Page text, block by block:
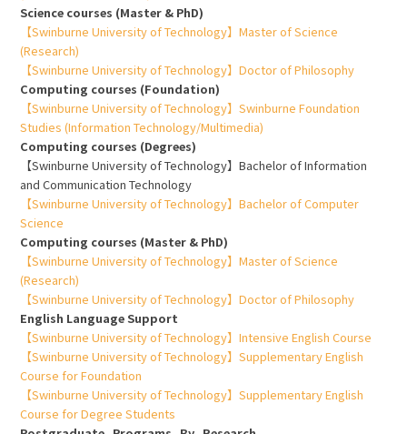
Science courses (Master & PhD)
【Swinburne University of Technology】Master of Science
(Research)
【Swinburne University of Technology】Doctor of Philosophy
Computing courses (Foundation)
【Swinburne University of Technology】Swinburne Foundation
Studies (Information Technology/Multimedia)
Computing courses (Degrees)
【Swinburne University of Technology】Bachelor of Information
and Communication Technology
【Swinburne University of Technology】Bachelor of Computer
Science
Computing courses (Master & PhD)
【Swinburne University of Technology】Master of Science
(Research)
【Swinburne University of Technology】Doctor of Philosophy
English Language Support
【Swinburne University of Technology】Intensive English Course
【Swinburne University of Technology】Supplementary English
Course for Foundation
【Swinburne University of Technology】Supplementary English
Course for Degree Students